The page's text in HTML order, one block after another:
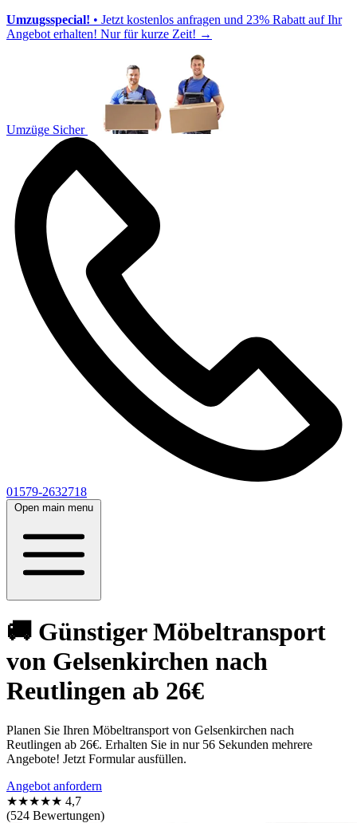
Umzugsspecial! • Jetzt kostenlos anfragen und 23% Rabatt auf Ihr
Angebot erhalten! Nur für kurze Zeit! →
Umzüge Sicher
01579-2632718
Open main menu
🚚 Günstiger Möbeltransport
von Gelsenkirchen nach
Reutlingen ab 26€
Planen Sie Ihren Möbeltransport von Gelsenkirchen nach
Reutlingen ab 26€. Erhalten Sie in nur 56 Sekunden mehrere
Angebote! Jetzt Formular ausfüllen.
Angebot anfordern
★★★★★ 4,7
(524 Bewertungen)